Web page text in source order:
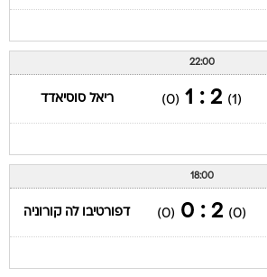
22:00
(1)
2 : 1
(0) ריאל סוסיאדד
18:00
(0)
2 : 0
(0) דפורטיבו לה קורוניה